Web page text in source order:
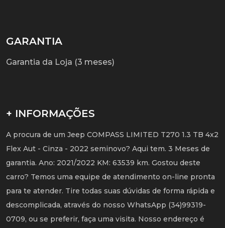
GARANTIA
Garantia da Loja (3 meses)
+ INFORMAÇÕES
A procura de um Jeep COMPASS LIMITED T270 1.3 TB 4x2
Flex Aut - Cinza - 2022 seminovo? Aqui tem. 3 Meses de
garantia. Ano: 2021/2022 KM: 63539 km. Gostou deste
carro? Temos uma equipe de atendimento on-line pronta
para te atender. Tire todas suas dúvidas de forma rápida e
descomplicada, através do nosso WhatsApp (34)99319-
0709, ou se preferir, faça uma visita. Nosso endereço é